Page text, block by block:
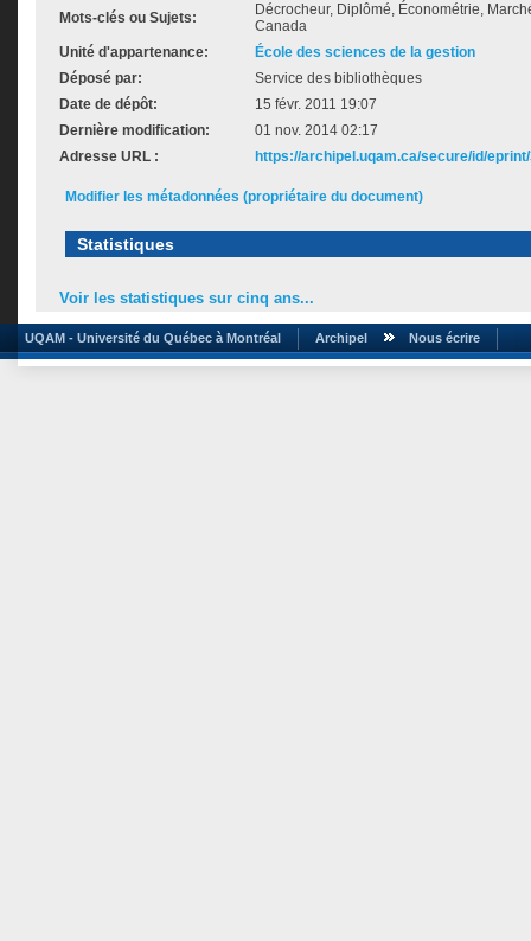
Mots-clés ou Sujets:
Décrocheur, Diplômé, Économétrie,
Canada
Unité d'appartenance:
École des sciences de la gestion
Déposé par:
Service des bibliothèques
Date de dépôt:
15 févr. 2011 19:07
Dernière modification:
01 nov. 2014 02:17
Adresse URL :
https://archipel.uqam.ca/secure/id/
Modifier les métadonnées (propriétaire du document)
Statistiques
Voir les statistiques sur cinq ans...
UQAM - Université du Québec à Montréal Archipel Nous écrire